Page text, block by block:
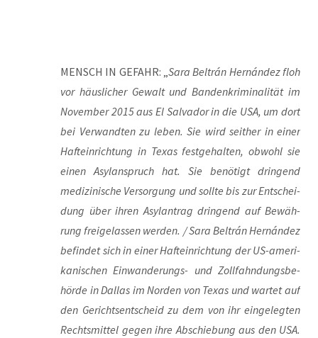
MENSCH IN GEFAHR: „Sara Bel­trán Hernán­dez floh
vor häus­li­cher Gewalt und Ban­den­kri­mi­na­li­tät im
Novem­ber 2015 aus El Sal­va­dor in die USA, um dort
bei Ver­wand­ten zu leben. Sie wird seit­her in einer
Haft­ein­rich­tung in Texas fest­ge­hal­ten, obwohl sie
einen Asyl­an­spruch hat. Sie benö­tigt drin­gend
medi­zi­ni­sche Ver­sor­gung und soll­te bis zur Ent­schei­
dung über ihren Asyl­an­trag drin­gend auf Bewäh­
rung frei­ge­las­sen wer­den. / Sara Bel­trán Hernán­dez
befin­det sich in einer Haft­ein­rich­tung der US-ame­ri­
ka­ni­schen Ein­wan­de­rungs- und Zoll­fahn­dungs­be­
hör­de in Dal­las im Nor­den von Texas und war­tet auf
den Gerichts­ent­scheid zu dem von ihr ein­ge­leg­ten
Rechts­mit­tel gegen ihre Abschie­bung aus den USA.